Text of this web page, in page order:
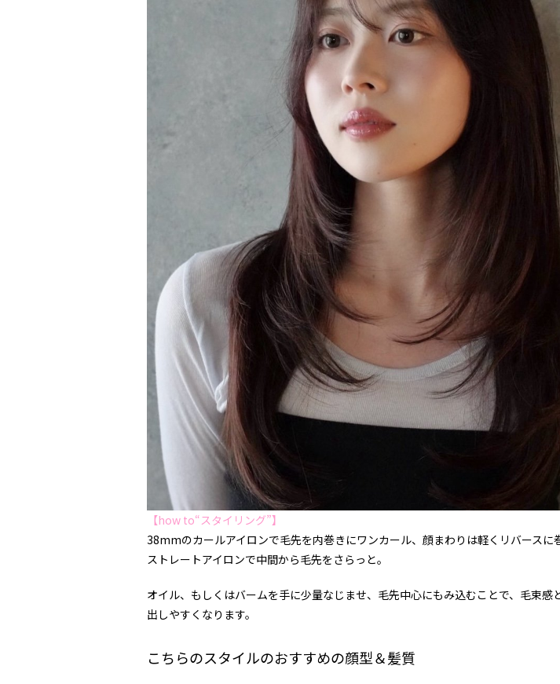
【how to“スタイリング”】
38mmのカールアイロンで毛先を内巻きにワンカール、顔まわりは軽くリバースに
ストレートアイロンで中間から毛先をさらっと。
オイル、もしくはバームを手に少量なじませ、毛先中心にもみ込むことで、毛束感
出しやすくなります。
こちらのスタイルのおすすめの顔型＆髪質